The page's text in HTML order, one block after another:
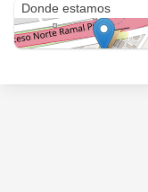
Donde estamos